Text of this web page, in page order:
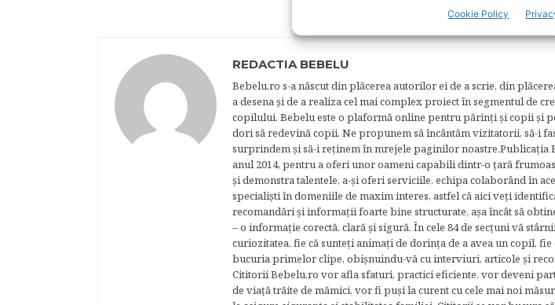
Cookie Policy
REDACTIA BEBELU
Bebelu.ro s-a născut din plăcerea autorilor ei de a scrie, din
a desena şi de a realiza cel mai complex proiect în segmentul de
copilului. Bebelu este o plaformă online pentru părinţi şi copii şi
dori să redevină copii. Ne propunem să încântăm vizitatorii, să-i
surprindem şi să-i reţinem în mrejele paginilor noastre.​ Publicația
anul 2014, pentru a oferi unor oameni capabili dintr-o ţară
şi demonstra talentele, a-şi oferi serviciile, echipa colaborând în
specialişti în domeniile de maxim interes, astfel că aici veţi
recomandări şi informaţii foarte bine structurate, aşa încât să
– o informaţie corectă, clară şi sigură. În cele 84 de secțuni vă
curiozitatea, fie că sunteţi animaţi de dorinţa de a avea un copil,
bucuria primelor clipe, obişnuindu-vă cu interviuri, articole şi
Cititorii Bebelu.ro vor afla sfaturi, practici eficiente, vor deveni
de viaţă trăite de mămici, vor fi puşi la curent cu cele mai noi